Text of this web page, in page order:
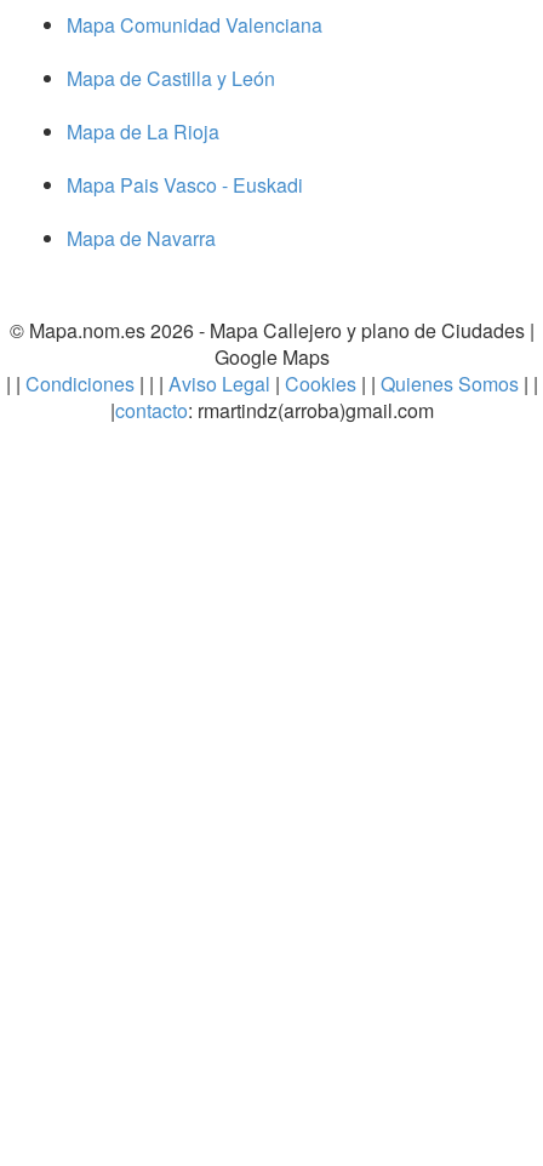
Mapa Comunidad Valenciana
Mapa de Castilla y León
Mapa de La Rioja
Mapa Pais Vasco - Euskadi
Mapa de Navarra
© Mapa.nom.es 2026 - Mapa Callejero y plano de Ciudades|
Google Maps
| | Condiciones| | | Aviso Legal | Cookies | | Quienes Somos | |
|contacto: rmartindz(arroba)gmail.com